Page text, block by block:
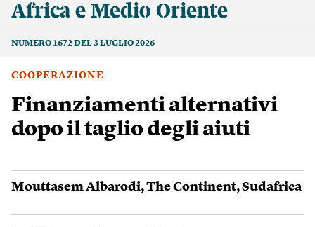
Africa e Medio Oriente
NUMERO 1672 DEL 3 LUGLIO 2026
COOPERAZIONE
Finanziamenti alternativi
dopo il taglio degli aiuti
Mouttasem Albarodi,The Continent,Sudafrica